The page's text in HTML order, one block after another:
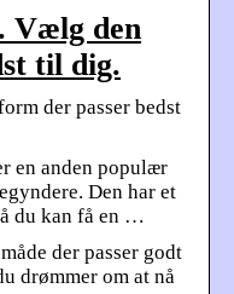
Vælg den
til dig.
der passer bedst
en anden populær
Den har et
du kan få en …
der passer godt
drømmer om at nå